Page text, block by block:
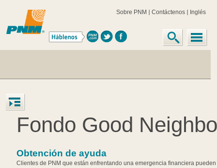
Sobre PNM Contáctenos Inglés
Fondo Good
Obtención de ayuda
Clientes de PNM que están enfrentando una emergencia financiera